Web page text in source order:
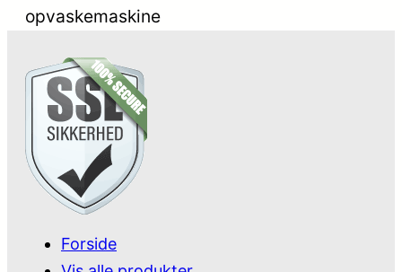
opvaskemaskine
Forside